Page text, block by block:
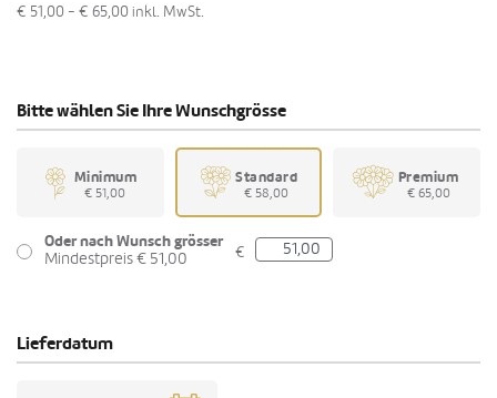
€ 51,00 - € 65,00 inkl. MwSt.
Bitte wählen Sie Ihre Wunschgrösse
Minimum
€ 51,00
Standard
€ 58,00
Premium
€ 65,00
Oder nach Wunsch grösser
Mindestpreis € 51,00
€
Lieferdatum